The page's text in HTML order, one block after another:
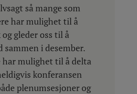
så mange som
har mulighet til å
gleder oss til å
i desember.
har mulighet til å delta
konferansen
plenumsesjoner og